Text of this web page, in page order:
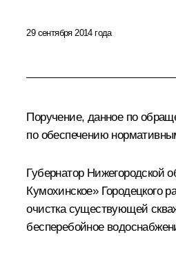
29 сентября 2014 года
Поручение, данное по
по обеспечению
Губернатор
Кумохинское» Городецкого
очистка существующей
бесперебойное